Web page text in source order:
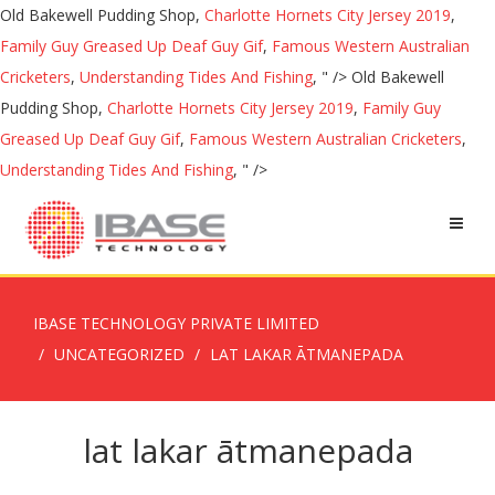
Old Bakewell Pudding Shop, Charlotte Hornets City Jersey 2019,
Family Guy Greased Up Deaf Guy Gif, Famous Western Australian
Cricketers, Understanding Tides And Fishing, " /> Old Bakewell
Pudding Shop, Charlotte Hornets City Jersey 2019, Family Guy
Greased Up Deaf Guy Gif, Famous Western Australian Cricketers,
Understanding Tides And Fishing, " />
IBASE TECHNOLOGY PRIVATE LIMITED
UNCATEGORIZED
LAT LAKAR ĀTMANEPADA
lat lakar ātmanepada